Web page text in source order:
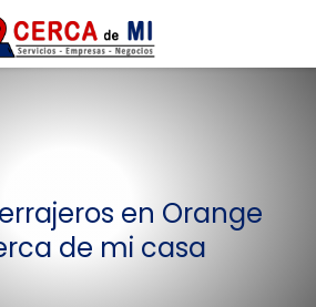
en Orange
de mi casa